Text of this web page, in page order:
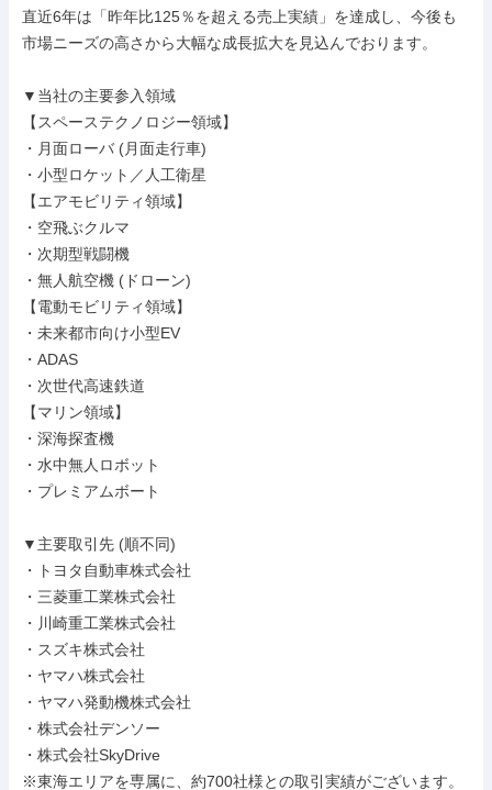
直近6年は「昨年比125％を超える売上実績」を達成し、今後も
市場ニーズの高さから大幅な成長拡大を見込んでおります。
▼当社の主要参入領域
【スペーステクノロジー領域】
・月面ローバ (月面走行車)
・小型ロケット／人工衛星
【エアモビリティ領域】
・空飛ぶクルマ
・次期型戦闘機
・無人航空機 (ドローン)
【電動モビリティ領域】
・未来都市向け小型EV
・ADAS
・次世代高速鉄道
【マリン領域】
・深海探査機
・水中無人ロボット
・プレミアムボート
▼主要取引先 (順不同)
・トヨタ自動車株式会社
・三菱重工業株式会社
・川崎重工業株式会社
・スズキ株式会社
・ヤマハ株式会社
・ヤマハ発動機株式会社
・株式会社デンソー
・株式会社SkyDrive
※東海エリアを専属に、約700社様との取引実績がございます。